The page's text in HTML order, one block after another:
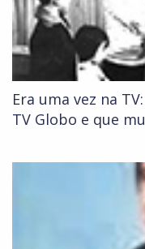
Era uma vez na
TV Globo e que